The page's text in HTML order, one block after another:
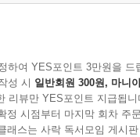
하여 YES포인트 3만원을 드
성 시 일반회원 300원, 마니
리뷰만 YES포인트 지급됩니
정 시점부터 마지막 회차 주
래스는 사락 독서모임 게시